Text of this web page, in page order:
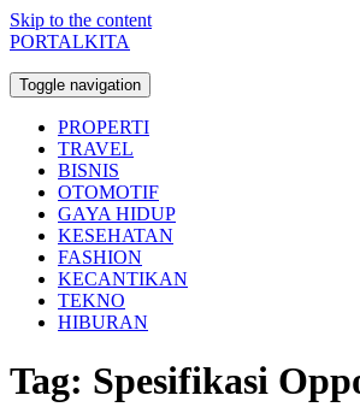
Skip to the content
PORTALKITA
Toggle navigation
PROPERTI
TRAVEL
BISNIS
OTOMOTIF
GAYA HIDUP
KESEHATAN
FASHION
KECANTIKAN
TEKNO
HIBURAN
Tag: Spesifikasi